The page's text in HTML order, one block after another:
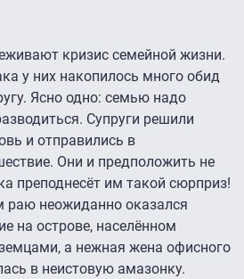
кризис семейной жизни.
у них накопилось много обид
Ясно одно: семью надо
Супруги решили
и отправились в
Они и предположить не
преподнесёт им такой сюрприз!
раю неожиданно оказался
на острове, населённом
а нежная жена офисного
в неистовую амазонку.